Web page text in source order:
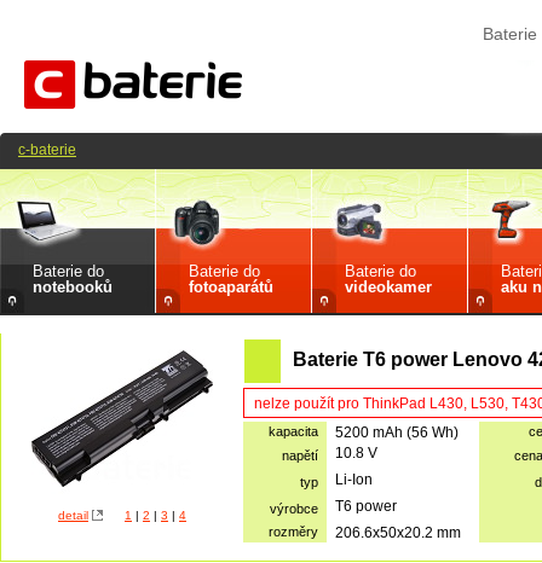
Baterie do
notebooků
Baterie do
fotoaparátů
Baterie do
videokamer
aku
detail 1 | 2 | 3 | 4
Baterie T6 power Lenovo
nelze použít pro ThinkPad L430, L530,
kapacita 5200 mAh (56 Wh)
napětí
10.8 V
typ
Li-Ion
výrobce
T6 power
rozměry 206.6x50x20.2 mm
c-baterie